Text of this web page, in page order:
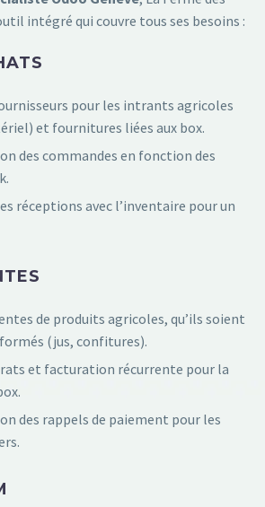
intégré qui couvre tous ses besoins :
pour les intrants agricoles
et fournitures liées aux box.
des commandes en fonction des
réceptions avec l’inventaire pour un
de produits agricoles, qu’ils soient
(jus, confitures).
et facturation récurrente pour la
des rappels de paiement pour les